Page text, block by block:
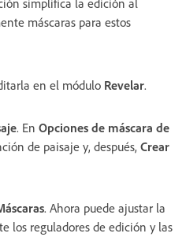
simplifica la edición al
máscaras para estos
en el módulo Revelar.
. En Opciones de máscara de
de paisaje y, después, Crear
. Ahora puede ajustar la
los reguladores de edición y las